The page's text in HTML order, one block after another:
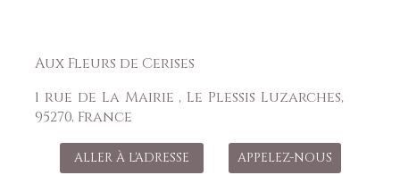
Aux Fleurs de Cerises
1 rue de La Mairie , Le Plessis Luzarches,
95270, France
ALLER À L'ADRESSE APPELEZ-NOUS